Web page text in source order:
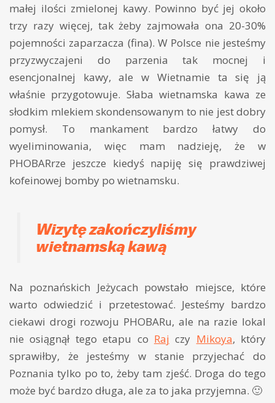
małej ilości zmielonej kawy. Powinno być jej około
trzy razy więcej, tak żeby zajmowała ona 20-30%
pojemności zaparzacza (fina). W Polsce nie jesteśmy
przyzwyczajeni do parzenia tak mocnej i
esencjonalnej kawy, ale w Wietnamie ta się ją
właśnie przygotowuje. Słaba wietnamska kawa ze
słodkim mlekiem skondensowanym to nie jest dobry
pomysł. To mankament bardzo łatwy do
wyeliminowania, więc mam nadzieję, że w
PHOBARrze jeszcze kiedyś napiję się prawdziwej
kofeinowej bomby po wietnamsku.
Wizytę zakończyliśmy
wietnamską kawą
Na poznańskich Jeżycach powstało miejsce, które
warto odwiedzić i przetestować. Jesteśmy bardzo
ciekawi drogi rozwoju PHOBARu, ale na razie lokal
nie osiągnął tego etapu co Raj czy Mikoya, który
sprawiłby, że jesteśmy w stanie przyjechać do
Poznania tylko po to, żeby tam zjeść. Droga do tego
może być bardzo długa, ale za to jaka przyjemna. 🙂